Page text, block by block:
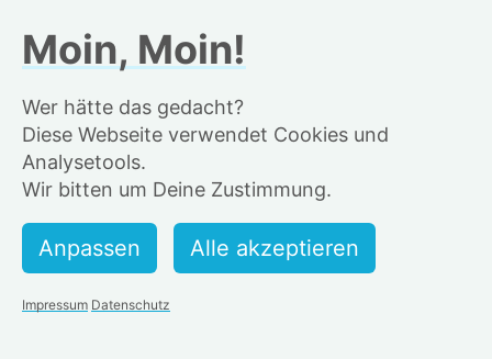
Sascha Singh
28:10 min
Endric
28:11 min
8
Henry
9
Bertrand_hh
28:53 min
Moin, Moin!
Wer hätte das gedacht?
Diese Webseite verwendet Cookies und
Analysetools.
Wir bitten um Deine Zustimmung.
Impressum Datenschutz